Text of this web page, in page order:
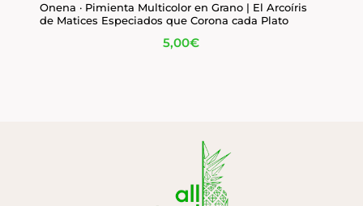
Onena · Pimienta Multicolor en Grano | El Arcoíris
de Matices Especiados que Corona cada Plato
5,00€